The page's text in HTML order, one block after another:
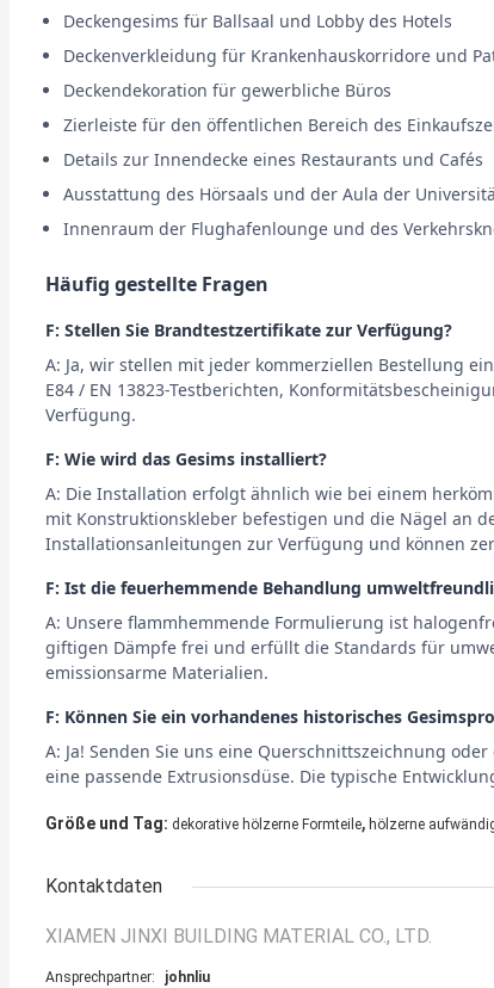
Deckengesims für Ballsaal und Lobby des Hotels
Deckenverkleidung für Krankenhauskorridore und
Deckendekoration für gewerbliche Büros
Zierleiste für den öffentlichen Bereich des
Details zur Innendecke eines Restaurants und Cafés
Ausstattung des Hörsaals und der Aula der
Innenraum der Flughafenlounge und des
Häufig gestellte Fragen
F: Stellen Sie Brandtestzertifikate zur Verfügung?
A: Ja, wir stellen mit jeder kommerziellen Bestellung
E84 / EN 13823-Testberichten,
Verfügung.
F: Wie wird das Gesims installiert?
A: Die Installation erfolgt ähnlich wie bei einem
mit Konstruktionskleber befestigen und die Nägel an
Installationsanleitungen zur Verfügung und können
F: Ist die feuerhemmende Behandlung
A: Unsere flammhemmende Formulierung ist
giftigen Dämpfe frei und erfüllt die Standards für
emissionsarme Materialien.
F: Können Sie ein vorhandenes historisches
A: Ja! Senden Sie uns eine Querschnittszeichnung
eine passende Extrusionsdüse. Die typische
Größe und Tag: dekorative hölzerne Formteile, hölzerne
Kontaktdaten
XIAMEN JINXI BUILDING MATERIAL CO., LTD.
Ansprechpartner: johnliu